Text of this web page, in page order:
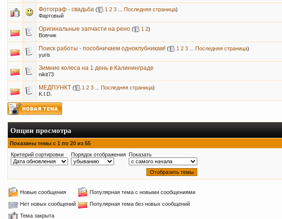
Фотограф - свадьба ( 1 2 3 Последняя страница)
Фартовый
Оригинальные запчасти на рено ( 1 2)
Вовчик
Поиск работы - пособничаем одноклубникам! ( 1 2 3 Последняя страница)
yuris
Зимние колеса на 1 день в Калининграде
nikit73
МЕДПУНКТ ( 1 2 3 Последняя страница)
K.I.D.
Опции просмотра
Показаны темы с 1 по 20 из 55
Критерий сортировки
Порядок отображения Показать
Новые сообщения
Популярная тема с новыми сообщениями
Нет новых сообщений
Популярная тема без новых сообщений
Тема закрыта